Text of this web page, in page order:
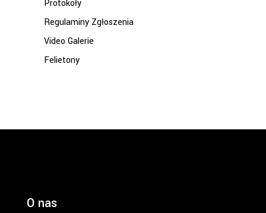
Protokoły
Regulaminy Zgłoszenia
Video Galerie
Felietony
O nas